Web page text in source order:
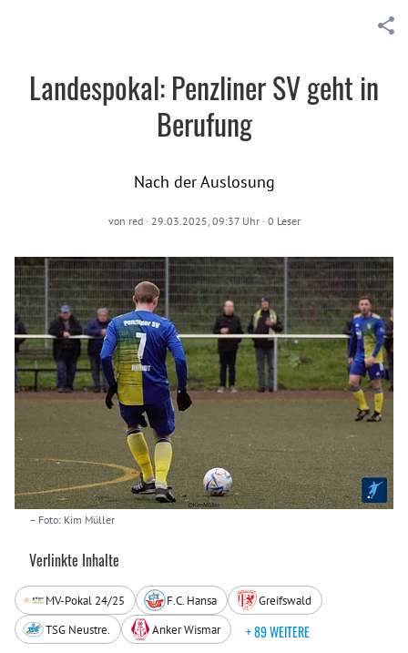
Landespokal: Penzliner SV geht in
Berufung
Nach der Auslosung
von red· 29.03.2025, 09:37 Uhr· 0 Leser
– Foto: Kim Müller
Verlinkte Inhalte
MV-Pokal 24/25 F.C. Hansa
Greifswald
TSG Neustre.
Anker Wismar + 89 WEITERE